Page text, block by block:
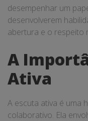
desempenhar um
desenvolverem
abertura e o respeito
A
Ativa
A escuta ativa é uma
colaborativo. Ela